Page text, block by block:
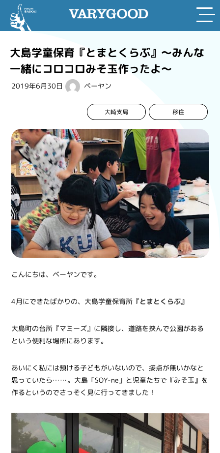
content
大島学童保育『とまとくらぶ』～みんな
一緒にコロコロみそ玉作ったよ～
2019年6月30日 ベーヤン
大崎支局 移住
こんにちは、ベーヤンです。
4月にできたばかりの、大島学童保育所『とまとくらぶ』
大島町の台所『マミーズ』に隣接し、道路を挟んで公園がある
という便利な場所にあります。
あいにく私には預ける子どもがいないので、接点が無いかなと
思っていたら……。大島「SOY-ne」と児童たちで『みそ玉』を
作るというのでさっそく見に行ってきました！